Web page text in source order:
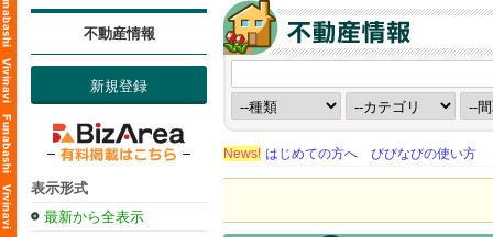
不動産情報
新規登録
表示形式
最新から全表示
News! はじめての方へ びびなびの使い方